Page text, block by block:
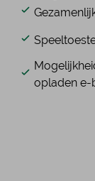
opladen e-